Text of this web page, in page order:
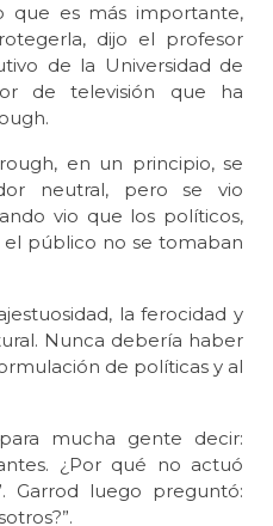
que es más importante,
dijo el profesor
de la Universidad de
de televisión que ha
en un principio, se
neutral, pero se vio
vio que los políticos,
el público no se tomaban
la ferocidad y
Nunca debería haber
de políticas y al
mucha gente decir:
¿Por qué no actuó
Garrod luego preguntó: